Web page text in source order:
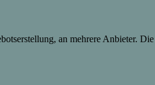
an mehrere Anbieter.